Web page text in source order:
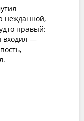
нежданной,
правый:
входил —